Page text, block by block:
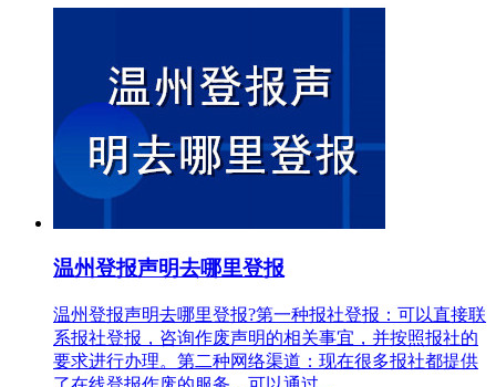
温州登报声明去哪里登报
温州登报声明去哪里登报?第一种报社登报：可以直接联
系报社登报，咨询作废声明的相关事宜，并按照报社的
要求进行办理。第二种网络渠道：现在很多报社都提供